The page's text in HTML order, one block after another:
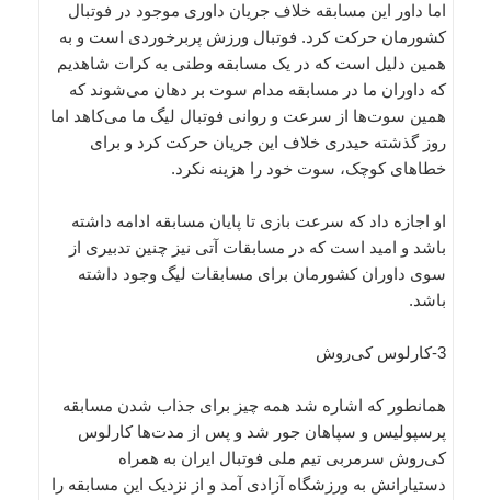
اما داور این مسابقه خلاف جریان داوری موجود در فوتبال
کشورمان حرکت کرد. فوتبال ورزش پربرخوردی است و به
همین دلیل است که در یک مسابقه وطنی به کرات شاهدیم
که داوران ما در مسابقه مدام سوت بر دهان می‌شوند که
همین سوت‌ها از سرعت و روانی فوتبال لیگ ما می‌کاهد اما
روز گذشته حیدری خلاف این جریان حرکت کرد و برای
خطاهای کوچک، سوت خود را هزینه نکرد.
او اجازه داد که سرعت بازی تا پایان مسابقه ادامه داشته
باشد و امید است که در مسابقات آتی نیز چنین تدبیری از
سوی داوران کشورمان برای مسابقات لیگ وجود داشته
باشد.
3-کارلوس کی‌روش
همانطور که اشاره شد همه چیز برای جذاب شدن مسابقه
پرسپولیس و سپاهان جور شد و پس از مدت‌ها کارلوس
کی‌روش سرمربی تیم ملی فوتبال ایران به همراه
دستیارانش به ورزشگاه آزادی آمد و از نزدیک این مسابقه را